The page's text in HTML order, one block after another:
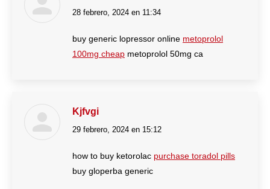
dice:
28 febrero, 2024 en 11:34
buy generic lopressor online metoprolol
100mg cheap metoprolol 50mg ca
Kjfvgi
dice:
29 febrero, 2024 en 15:12
how to buy ketorolac purchase toradol pills
buy gloperba generic